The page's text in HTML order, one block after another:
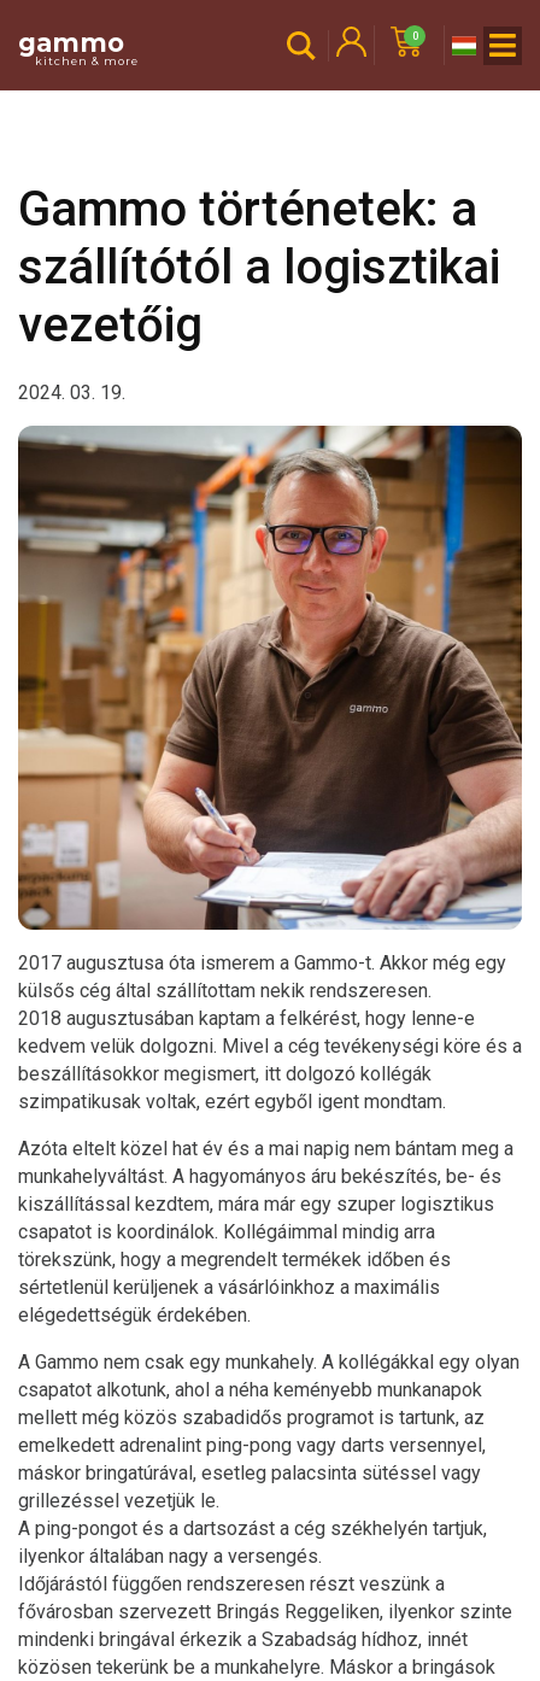
gammo
kitchen & more
0
Gammo történetek: a
szállítótól a logisztikai
vezetőig
2024. 03. 19.
2017 augusztusa óta ismerem a Gammo-t. Akkor még egy
külsős cég által szállítottam nekik rendszeresen.
2018 augusztusában kaptam a felkérést, hogy lenne-e
kedvem velük dolgozni. Mivel a cég tevékenységi köre és a
beszállításokkor megismert, itt dolgozó kollégák
szimpatikusak voltak, ezért egyből igent mondtam.
Azóta eltelt közel hat év és a mai napig nem bántam meg a
munkahelyváltást. A hagyományos áru bekészítés, be- és
kiszállítással kezdtem, mára már egy szuper logisztikus
csapatot is koordinálok. Kollégáimmal mindig arra
törekszünk, hogy a megrendelt termékek időben és
sértetlenül kerüljenek a vásárlóinkhoz a maximális
elégedettségük érdekében.
A Gammo nem csak egy munkahely. A kollégákkal egy olyan
csapatot alkotunk, ahol a néha keményebb munkanapok
mellett még közös szabadidős programot is tartunk, az
emelkedett adrenalint ping-pong vagy darts versennyel,
máskor bringatúrával, esetleg palacsinta sütéssel vagy
grillezéssel vezetjük le.
A ping-pongot és a dartsozást a cég székhelyén tartjuk,
ilyenkor általában nagy a versengés.
Időjárástól függően rendszeresen részt veszünk a
fővárosban szervezett Bringás Reggeliken, ilyenkor szinte
mindenki bringával érkezik a Szabadság hídhoz, innét
közösen tekerünk be a munkahelyre. Máskor a bringások